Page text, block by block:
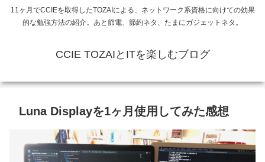
11ヶ月でCCIEを取得したTOZAIによる、ネットワーク系資格に向けての効果
的な勉強方法の紹介。あと節電、節約ネタ、たまにガジェットネタ。
CCIE TOZAIとITを楽しむブログ
Luna Displayを1ヶ月使用してみた感想